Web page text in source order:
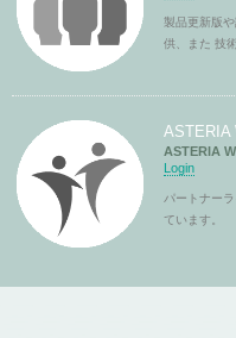
製品更新版
供、また 技
ASTERIA
ASTERIA
Login
パートナー
ています。